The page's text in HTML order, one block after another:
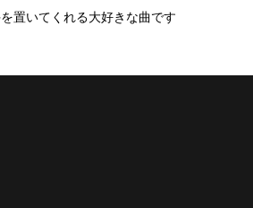
置いてくれる大好きな曲です